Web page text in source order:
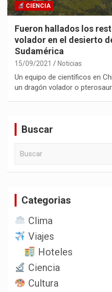
CIENCIA
Fueron hallados los
volador en el desierto
Sudamérica
15/09/2021 Noticias
Un equipo de científicos en
un dragón volador o
Buscar
Categorias
Clima
Viajes
Hoteles
Ciencia
Cultura